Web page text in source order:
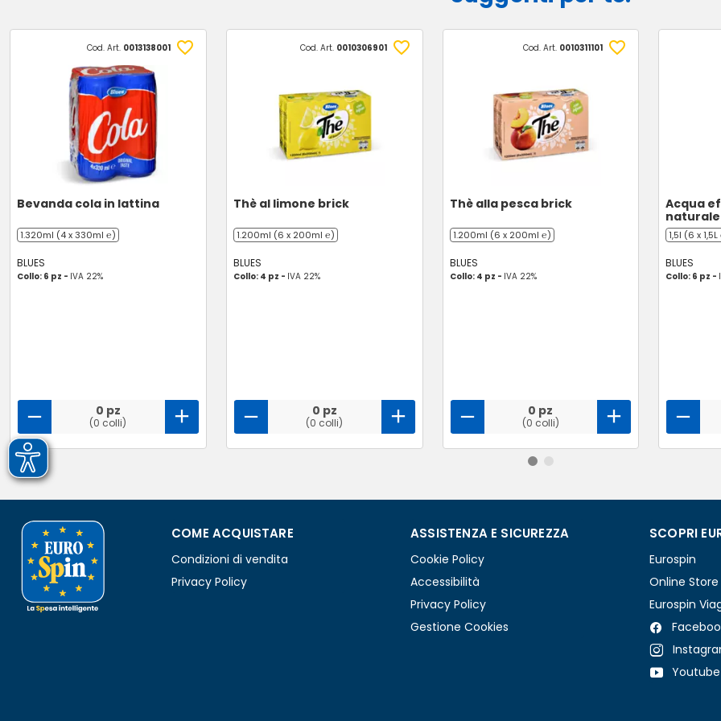
Cod. Art. 0013138001
Bevanda cola in lattina
1.320ml (4 x 330ml ℮)
BLUES
Collo: 6 pz - IVA 22%
0 pz
(0 colli)
Cod. Art. 0010306901
Thè al limone brick
1.200ml (6 x 200ml ℮)
BLUES
Collo: 4 pz - IVA 22%
0 pz
(0 colli)
Cod. Art. 0010311101
Thè alla pesca brick
1.200ml (6 x 200ml ℮)
BLUES
Collo: 4 pz - IVA 22%
0 pz
(0 colli)
Acqua
naturale
1,5l (6 x
BLUES
Collo: 6 pz -
COME ACQUISTARE
Condizioni di vendita
Privacy Policy
ASSISTENZA E SICUREZZA
Cookie Policy
Accessibilità
Privacy Policy
Gestione Cookies
SCOPRI
Eurospin
Online Store
Eurospin
Youtube